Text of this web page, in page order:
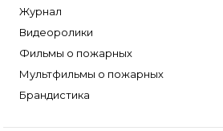
Журнал
Видеоролики
Фильмы о пожарных
Мультфильмы о пожарных
Брандистика